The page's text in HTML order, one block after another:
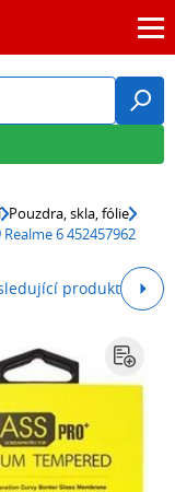
Pouzdra, skla, fólie
6 452457962
produkt